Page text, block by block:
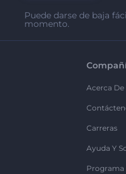
Puede darse de baja
momento.
Acerca De
Carreras
Ayuda Y
Programa